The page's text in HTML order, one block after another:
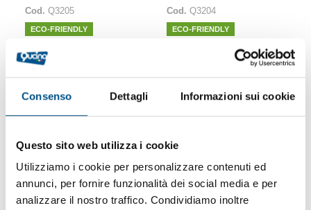
Consenso Dettagli Informazioni sui cookie
Questo sito web utilizza i cookie
Utilizziamo i cookie per personalizzare contenuti ed
annunci, per fornire funzionalità dei social media e per
analizzare il nostro traffico. Condividiamo inoltre
Cod. Q3205
ECO-FRIENDLY
5.150,00 €
Cod. Q3204
ECO-FRIENDLY
(+ IVA)